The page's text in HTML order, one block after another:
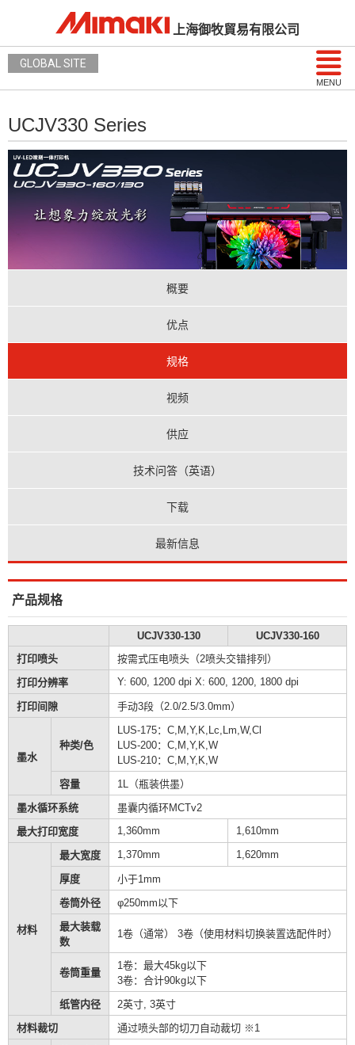
上海御牧貿易有限公司
MENU
GLOBAL SITE
UCJV330 Series
概要
优点
规格
视频
供应
技术问答（英语）
下载
最新信息
产品规格
UCJV330-130
UCJV330-160
打印喷头
按需式压电喷头（2喷头交错排列）
打印分辨率
Y: 600, 1200 dpi X: 600, 1200, 1800 dpi
打印间隙 手动3段（2.0/2.5/3.0mm）
墨水
种类/色
LUS-175：C,M,Y,K,Lc,Lm,W,Cl
LUS-200：C,M,Y,K,W
LUS-210：C,M,Y,K,W
容量
1L（瓶装供墨）
墨水循环系统
墨囊内循环MCTv2
最大打印宽度
1,360mm 1,610mm
材料
最大宽度 1,370mm 1,620mm
厚度
小于1mm
卷筒外径
φ250mm以下
最大装载
数
1卷（通常） 3卷（使用材料切换装置选配件时）
卷筒重量
1卷：最大45kg以下
3卷：合计90kg以下
纸管内径
2英寸, 3英寸
材料裁切
通过喷头部的切刀自动裁切 ※1